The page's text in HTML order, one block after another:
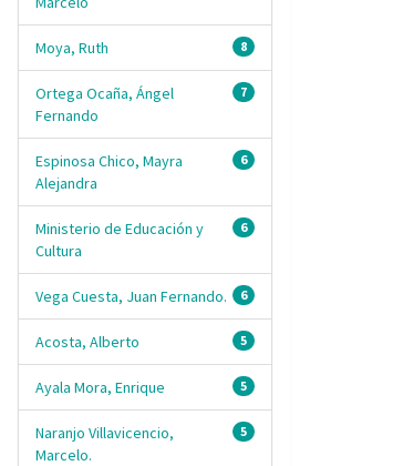
8
Moya, Ruth
7
Ortega Ocaña, Ángel
Fernando
6
Espinosa Chico, Mayra
Alejandra
6
Ministerio de Educación y
Cultura
6
Vega Cuesta, Juan Fernando.
5
Acosta, Alberto
5
Ayala Mora, Enrique
5
Naranjo Villavicencio,
Marcelo.